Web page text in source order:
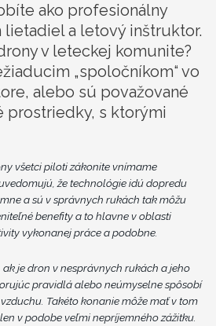
ako profesionálny
a letový inštruktor.
v leteckej komunite?
„spoločníkom“ vo
alebo sú považované
prostriedky, s ktorými
všetci piloti zákonite vnímame
že technológie idú dopredu
a sú v správnych rukách tak môžu
benefity a to hlavne v oblasti
vykonanej práce a podobne.
ak je dron v nesprávnych rukách a jeho
pravidlá alebo neúmyselne spôsobí
Takéto konanie môže mať v tom
v podobe veľmi nepríjemného zážitku.